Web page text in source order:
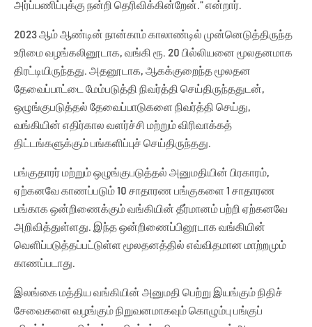
அர்ப்பணிப்புக்கு நன்றி தெரிவிக்கின்றேன்.” என்றார்.
2023 ஆம் ஆண்டின் நான்காம் காலாண்டில் முன்னெடுத்திருந்த
உரிமை வழங்கலினூடாக, வங்கி ரூ. 20 பில்லியனை மூலதனமாக
திரட்டியிருந்தது. அதனூடாக, ஆகக்குறைந்த மூலதன
தேவைப்பாட்டை மேம்படுத்தி நிவர்த்தி செய்திருந்ததுடன்,
ஒழுங்குபடுத்தல் தேவைப்பாடுகளை நிவர்த்தி செய்து,
வங்கியின் எதிர்கால வளர்ச்சி மற்றும் விரிவாக்கத்
திட்டங்களுக்கும் பங்களிப்புச் செய்திருந்தது.
பங்குதாரர் மற்றும் ஒழுங்குபடுத்தல் அனுமதியின் பிரகாரம்,
ஏற்கனவே காணப்படும் 10 சாதாரண பங்குகளை 1 சாதாரண
பங்காக ஒன்றிணைக்கும் வங்கியின் தீர்மானம் பற்றி ஏற்கனவே
அறிவித்துள்ளது. இந்த ஒன்றிணைப்பினூடாக வங்கியின்
வெளிப்படுத்தப்பட்டுள்ள மூலதனத்தில் எவ்விதமான மாற்றமும்
காணப்படாது.
இலங்கை மத்திய வங்கியின் அனுமதி பெற்று இயங்கும் நிதிச்
சேவைகளை வழங்கும் நிறுவனமாகவும் கொழும்பு பங்குப்